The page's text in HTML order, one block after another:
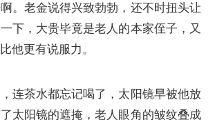
。老金说得兴致勃勃，还不时扭头让
下，大贵毕竟是老人的本家侄子，又
他更有说服力。
连茶水都忘记喝了，太阳镜早被他放
太阳镜的遮掩，老人眼角的皱纹叠成